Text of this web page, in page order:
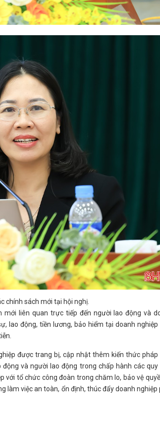
chính sách mới tại hội nghị.
mới liên quan trực tiếp đến người lao động và
lao động, tiền lương, bảo hiểm tại doanh nghiệp
được trang bị, cập nhật thêm kiến thức pháp
và người lao động trong chấp hành các quy
với tổ chức công đoàn trong chăm lo, bảo vệ
làm việc an toàn, ổn định, thúc đẩy doanh nghiệp